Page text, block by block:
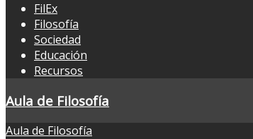
FilEx
Filosofía
Sociedad
Educación
Recursos
Aula de Filosofía
Aula de Filosofía